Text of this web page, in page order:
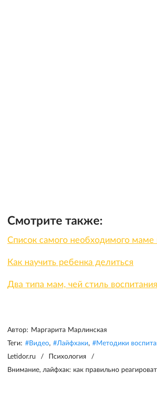
Смотрите также:
Список самого необходимого
Как научить ребенка делиться
Два типа мам, чей стиль
Автор: Маргарита Марлинская
Теги: #Видео, #Лайфхаки, #Методики
Letidor.ru
/ Психология
/
Внимание, лайфхак: как правильно